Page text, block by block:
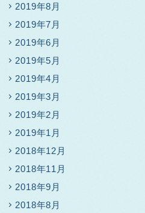
2019年8月
2019年7月
2019年6月
2019年5月
2019年4月
2019年3月
2019年2月
2019年1月
2018年12月
2018年11月
2018年9月
2018年8月